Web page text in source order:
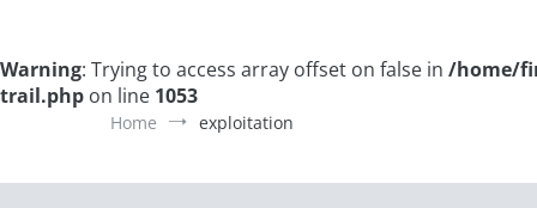
Warning: Trying to access array offset on false in /home/
trail.php on line 1053
Home exploitation